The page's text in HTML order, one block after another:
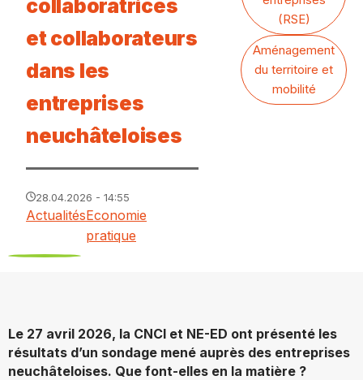
collaboratrices
et collaborateurs
dans les
entreprises
neuchâteloises
28.04.2026 - 14:55
ActualitésEconomie
pratique
(RSE)
Aménagement
du territoire et
mobilité
Le 27 avril 2026, la CNCI et NE-ED ont présenté les
résultats d’un sondage mené auprès des entreprises
neuchâteloises. Que font-elles en la matière ?